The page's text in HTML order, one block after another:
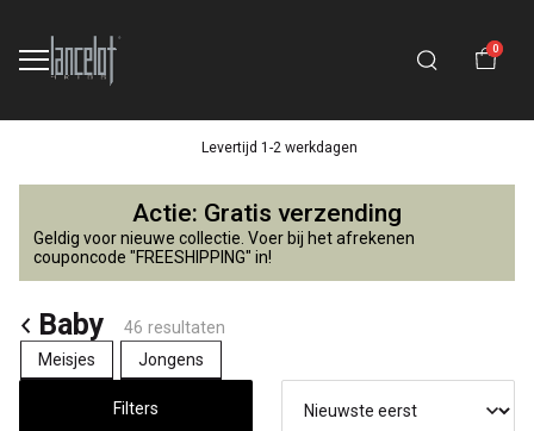
0
14 dagen retourtermijn
Baby
Lancelot
4
Kids
Actie: Gratis verzending
Geldig voor nieuwe collectie. Voer bij het afrekenen
couponcode "FREESHIPPING" in!
Baby
46 resultaten
Meisjes
Jongens
Filters